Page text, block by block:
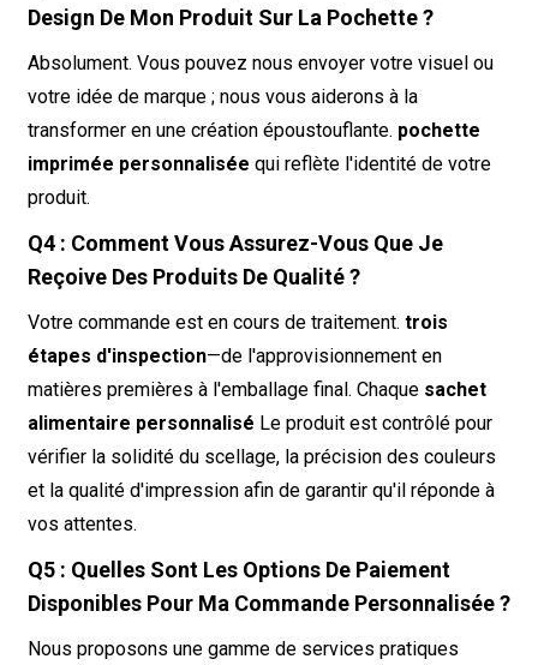
Design De Mon Produit Sur La Pochette ?
Absolument. Vous pouvez nous envoyer votre visuel ou
votre idée de marque ; nous vous aiderons à la
transformer en une création époustouflante. pochette
imprimée personnalisée qui reflète l'identité de votre
produit.
Q4 : Comment Vous Assurez-Vous Que Je
Reçoive Des Produits De Qualité ?
Votre commande est en cours de traitement. trois
étapes d'inspection—de l'approvisionnement en
matières premières à l'emballage final. Chaque sachet
alimentaire personnalisé Le produit est contrôlé pour
vérifier la solidité du scellage, la précision des couleurs
et la qualité d'impression afin de garantir qu'il réponde à
vos attentes.
Q5 : Quelles Sont Les Options De Paiement
Disponibles Pour Ma Commande Personnalisée ?
Nous proposons une gamme de services pratiques